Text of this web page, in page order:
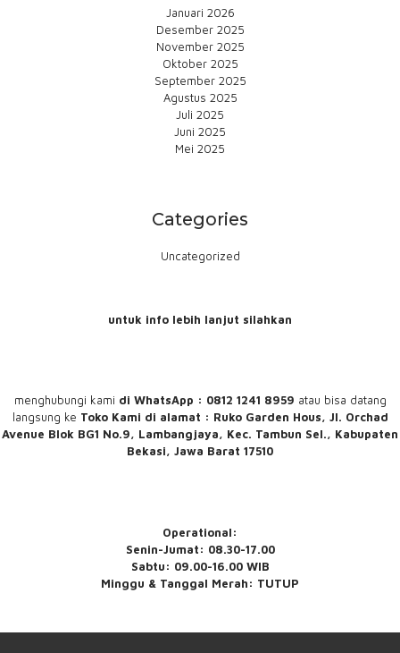
Januari 2026
Desember 2025
November 2025
Oktober 2025
September 2025
Agustus 2025
Juli 2025
Juni 2025
Mei 2025
Categories
Uncategorized
untuk info lebih lanjut silahkan
menghubungi kami di WhatsApp : 0812 1241 8959 atau bisa datang
langsung ke Toko Kami di alamat : Ruko Garden Hous, Jl. Orchad
Avenue Blok BG1 No.9, Lambangjaya, Kec. Tambun Sel., Kabupaten
Bekasi, Jawa Barat 17510
Operational:
Senin-Jumat: 08.30-17.00
Sabtu: 09.00-16.00 WIB
Minggu & Tanggal Merah: TUTUP